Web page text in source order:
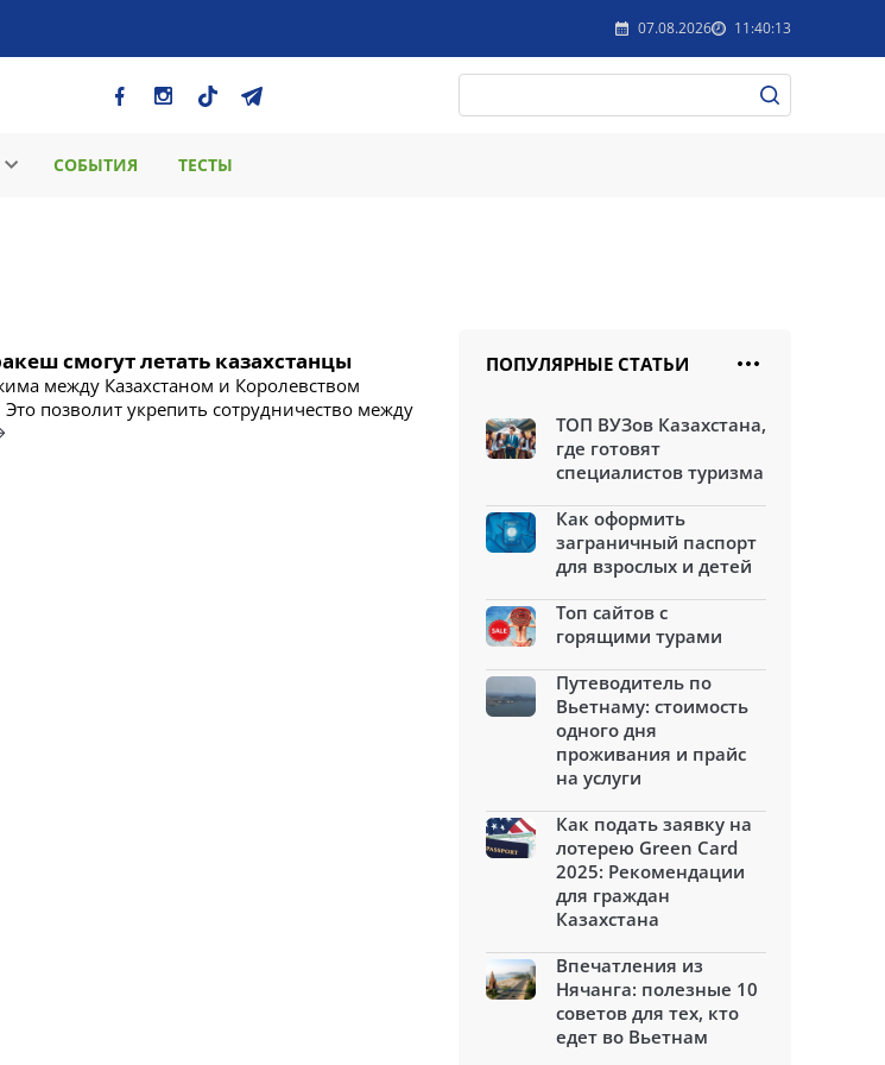
07.08.2026 11:40:13
СОБЫТИЯ ТЕСТЫ
смогут летать казахстанцы
между Казахстаном и Королевством
позволит укрепить сотрудничество между
ПОПУЛЯРНЫЕ СТАТЬИ
ТОП ВУЗов Казахстана,
где готовят
специалистов туризма
Как оформить
заграничный паспорт
для взрослых и детей
Топ сайтов с
горящими турами
Путеводитель по
Вьетнаму: стоимость
одного дня
проживания и прайс
на услуги
Как подать заявку на
лотерею Green Card
2025: Рекомендации
для граждан
Казахстана
Впечатления из
Нячанга: полезные 10
советов для тех, кто
едет во Вьетнам